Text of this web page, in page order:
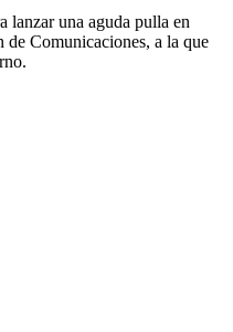
lanzar una aguda pulla en
Comunicaciones, a la que